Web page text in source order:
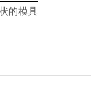
的模具